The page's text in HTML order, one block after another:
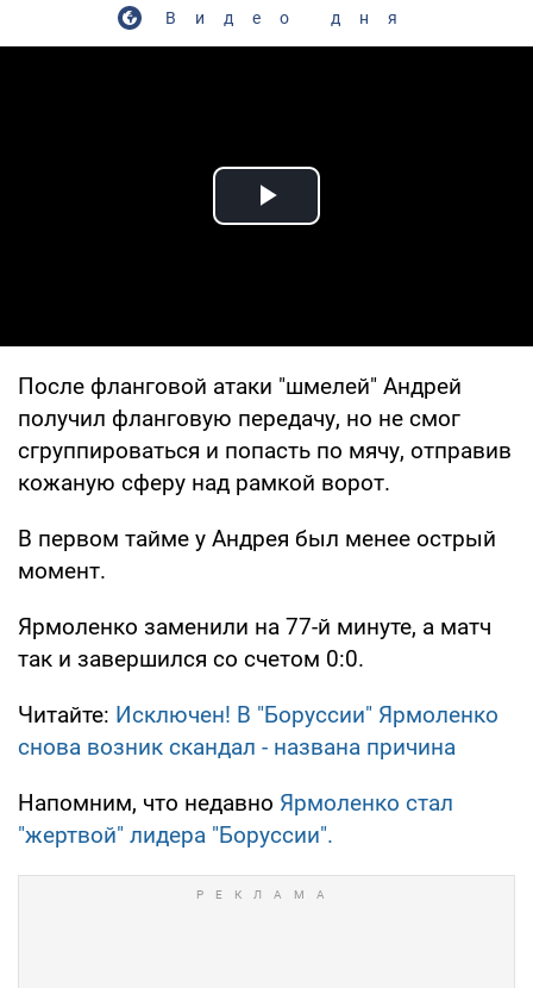
Видео дня
Play Video
После фланговой атаки "шмелей" Андрей
получил фланговую передачу, но не смог
сгруппироваться и попасть по мячу, отправив
кожаную сферу над рамкой ворот.
В первом тайме у Андрея был менее острый
момент.
Ярмоленко заменили на 77-й минуте, а матч
так и завершился со счетом 0:0.
Читайте: Исключен! В "Боруссии" Ярмоленко
снова возник скандал - названа причина
Напомним, что недавно Ярмоленко стал
"жертвой" лидера "Боруссии".